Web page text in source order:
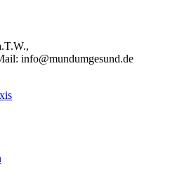
,
info@mundumgesund.de